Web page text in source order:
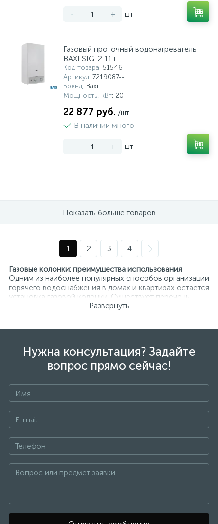
- + шт
Газовый проточный водонагреватель
BAXI SIG-2 11 i
Код товара: 51546
Артикул: 7219087--
Бренд: Baxi
Мощность, кВт: 20
22 877 руб. /шт
В наличии много
- + шт
Показать больше товаров
1 2 3 4
Газовые колонки: преимущества использования
Одним из наиболее популярных способов организации
горячего водоснабжения в домах и квартирах остается
установка газовой колонки. Существует перечень
основных параметров, которые следует изучить перед
В настоящее время подобные устройства по праву
При этом газовый проточный водонагреватель вполне
может обеспечить необходимым количеством горячей
частом номе или квартире.
дают возможность создавать максимально
эффективные газовые современные колонки, сохраняя
высокую надежность таких агрегатов и всех
участвующих в системе узлов. Если нужно купить
Развернуть
Нужна консультация? Задайте
вопрос прямо сейчас!